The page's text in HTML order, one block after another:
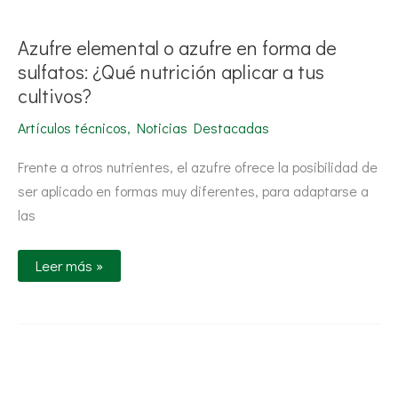
Azufre elemental o azufre en forma de
sulfatos: ¿Qué nutrición aplicar a tus
cultivos?
Artículos técnicos, Noticias Destacadas
Frente a otros nutrientes, el azufre ofrece la posibilidad de
ser aplicado en formas muy diferentes, para adaptarse a
las
azufre
en
forma
de
sulfatos:
¿Qué
nutrición
aplicar
tus
Leer más »